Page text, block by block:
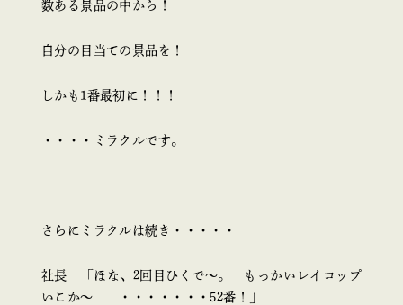
数ある景品の中から！
自分の目当ての景品を！
しかも1番最初に！！！
・・・・ミラクルです。
さらにミラクルは続き・・・・・
社長 「ほな、2回目ひくで～。 もっかいレイコップ
いこか～ ・・・・・・・52番！」